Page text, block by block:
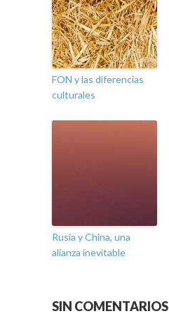
FON y las diferencias
culturales
Rusia y China, una
alianza inevitable
SIN COMENTARIOS